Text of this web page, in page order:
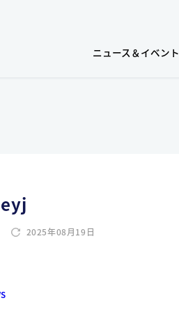
ニュース＆イベント
2025年08月19日